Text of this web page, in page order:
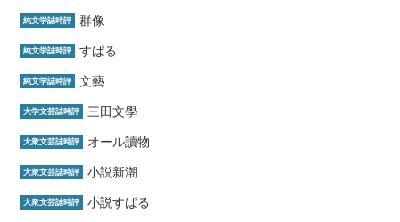
純文学誌時評 群像
純文学誌時評 すばる
純文学誌時評 文藝
大学文芸誌時評 三田文學
大衆文芸誌時評 オール讀物
大衆文芸誌時評 小説新潮
大衆文芸誌時評 小説すばる